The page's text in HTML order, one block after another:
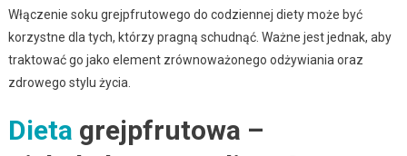
Włączenie soku grejpfrutowego do codziennej diety może być
korzystne dla tych, którzy pragną schudnąć. Ważne jest jednak, aby
traktować go jako element zrównoważonego odżywiania oraz
zdrowego stylu życia.
Dieta grejpfrutowa –